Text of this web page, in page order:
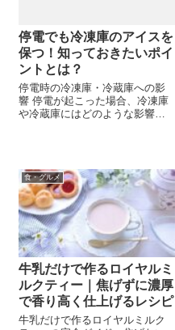
停電でも冷凍庫のアイスを
保つ！知っておきたいポイ
ントとは？
停電時の冷凍庫・冷蔵庫への影
響 停電が起こった場合、冷凍庫
や冷蔵庫にはどのような影響が
部の温度が上昇してしまうから
です。 停電に...
食・グルメ
牛乳だけで作るロイヤルミ
ルクティー｜焦げずに濃厚
で香り高く仕上げるレシピ
牛乳だけで作るロイヤルミルク